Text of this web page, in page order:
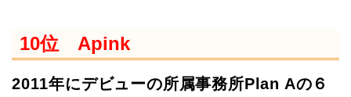
10位 Apink
2011年にデビューの所属事務所Plan Aの６